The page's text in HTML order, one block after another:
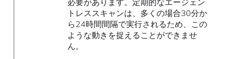
トレススキャンは、多くの場合30分か
ら24時間間隔で実行されるため、この
ような動きを捉えることができませ
ん。